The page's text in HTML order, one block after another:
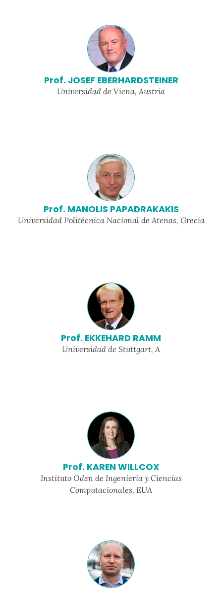
Prof. JOSEF EBERHARDSTEINER
Universidad de Viena, Austria
Prof. MANOLIS PAPADRAKAKIS
Universidad Politécnica Nacional de Atenas, Grecia
Prof. EKKEHARD RAMM
Universidad de Stuttgart, A
Prof. KAREN WILLCOX
Instituto Oden de Ingeniería y Ciencias
Computacionales, EUA